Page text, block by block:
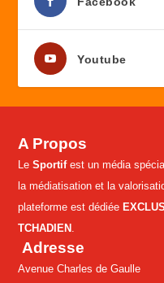
Youtube
A Propos
LeSportifest un média
la médiatisation et la
plateforme est dédiée
TCHADIEN .
Adresse
Avenue Charles de Gaulle